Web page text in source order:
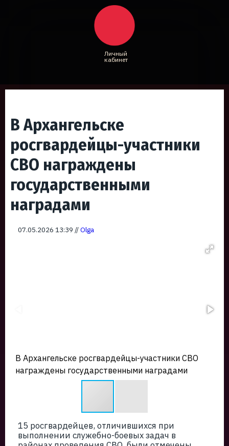
Личный
кабинет
В Архангельске
росгвардейцы-участники
СВО награждены
государственными
наградами
07.05.2026 13:39 //Olga
В Архангельске росгвардейцы-участники СВО
награждены государственными наградами
15 росгвардейцев, отличившихся при
выполнении служебно-боевых задач в